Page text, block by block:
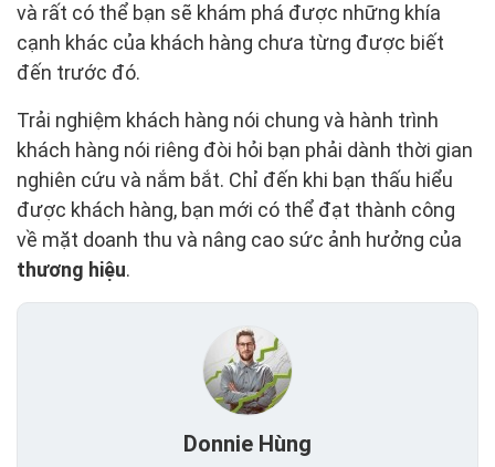
và rất có thể bạn sẽ khám phá được những khía
cạnh khác của khách hàng chưa từng được biết
đến trước đó.
Trải nghiệm khách hàng nói chung và hành trình
khách hàng nói riêng đòi hỏi bạn phải dành thời gian
nghiên cứu và nắm bắt. Chỉ đến khi bạn thấu hiểu
được khách hàng, bạn mới có thể đạt thành công
về mặt doanh thu và nâng cao sức ảnh hưởng của
thương hiệu.
Donnie Hùng